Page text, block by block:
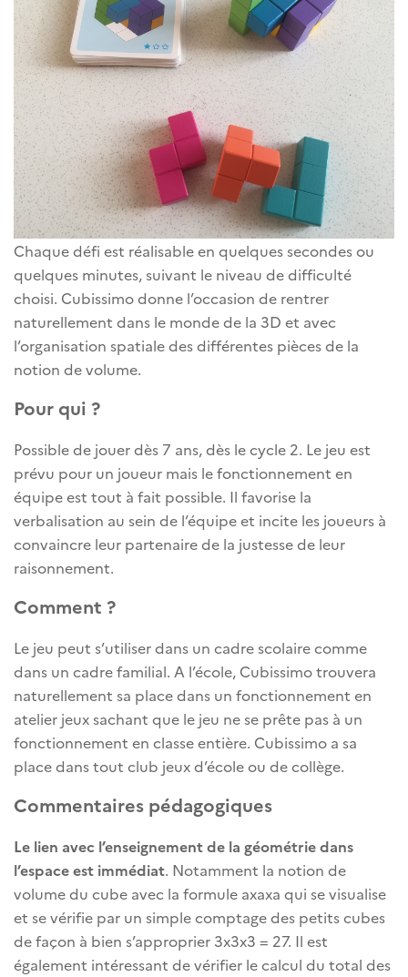
Chaque défi est réalisable en quelques secondes ou
quelques minutes, suivant le niveau de difficulté
choisi. Cubissimo donne l’occasion de rentrer
naturellement dans le monde de la 3D et avec
l’organisation spatiale des différentes pièces de la
notion de volume.
Pour qui ?
Possible de jouer dès 7 ans, dès le cycle 2. Le jeu est
prévu pour un joueur mais le fonctionnement en
équipe est tout à fait possible. Il favorise la
verbalisation au sein de l’équipe et incite les joueurs à
convaincre leur partenaire de la justesse de leur
raisonnement.
Comment ?
Le jeu peut s’utiliser dans un cadre scolaire comme
dans un cadre familial. A l’école, Cubissimo trouvera
naturellement sa place dans un fonctionnement en
atelier jeux sachant que le jeu ne se prête pas à un
fonctionnement en classe entière. Cubissimo a sa
place dans tout club jeux d’école ou de collège.
Commentaires pédagogiques
Le lien avec l’enseignement de la géométrie dans
l’espace est immédiat. Notamment la notion de
volume du cube avec la formule axaxa qui se visualise
et se vérifie par un simple comptage des petits cubes
de façon à bien s’approprier 3x3x3 = 27. Il est
également intéressant de vérifier le calcul du total des